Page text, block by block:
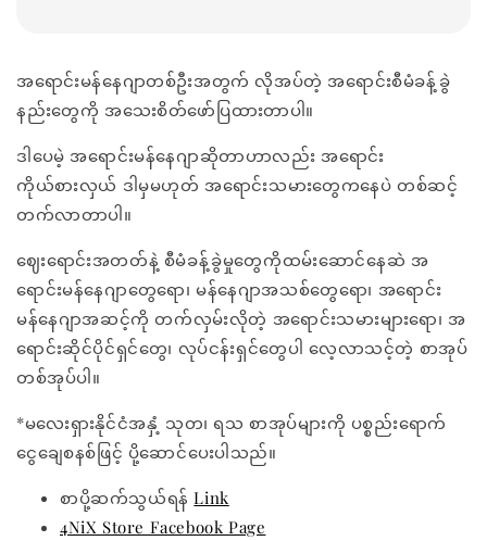
အရောင်းမန်နေဂျာတစ်ဦးအတွက် လိုအပ်တဲ့ အရောင်းစီမံခန့်ခွဲ
နည်းတွေကို အသေးစိတ်ဖော်ပြထားတာပါ။
ဒါပေမဲ့ အရောင်းမန်နေဂျာဆိုတာဟာလည်း အရောင်း
ကိုယ်စားလှယ် ဒါမှမဟုတ် အရောင်းသမားတွေကနေပဲ တစ်ဆင့်
တက်လာတာပါ။
ဈေးရောင်းအတတ်နဲ့ စီမံခန့်ခွဲမှုတွေကိုထမ်းဆောင်နေဆဲ အ
ရောင်းမန်နေဂျာတွေရော၊ မန်နေဂျာအသစ်တွေရော၊ အရောင်း
မန်နေဂျာအဆင့်ကို တက်လှမ်းလိုတဲ့ အရောင်းသမားများရော၊ အ
ရောင်းဆိုင်ပိုင်ရှင်တွေ၊ လုပ်ငန်းရှင်တွေပါ လေ့လာသင့်တဲ့ စာအုပ်
တစ်အုပ်ပါ။
*မလေးရှားနိုင်ငံအနှံ့ သုတ၊ ရသ စာအုပ်များကို ပစ္စည်းရောက်
ငွေချေစနစ်ဖြင့် ပို့ဆောင်ပေးပါသည်။
စာပို့ဆက်သွယ်ရန်Link
4NiX Store Facebook Page